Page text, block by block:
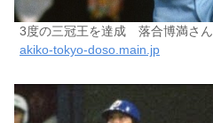
3度の三冠王を達成 落合博満さん
akiko-tokyo-doso.main.jp